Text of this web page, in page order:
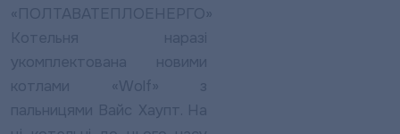
«ПОЛТАВАТЕПЛОЕНЕРГО»
Котельня наразі
укомплектована новими
котлами «Wolf» з
пальницями Вайс Хаупт. На